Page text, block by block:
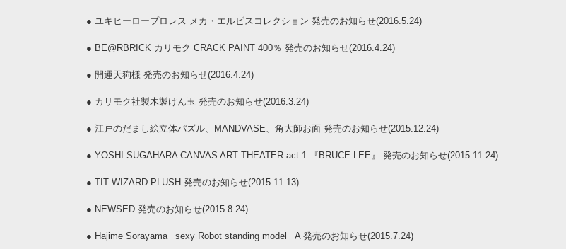
● ユキヒーロープロレス メカ・エルビスコレクション 発売のお知らせ(2016.5.24)
● BE@RBRICK カリモク CRACK PAINT 400％ 発売のお知らせ(2016.4.24)
● 開運天狗様 発売のお知らせ(2016.4.24)
● カリモク社製木製けん玉 発売のお知らせ(2016.3.24)
● 江戸のだまし絵立体パズル、MANDVASE、角大師お面 発売のお知らせ(2015.12.24)
● YOSHI SUGAHARA CANVAS ART THEATER act.1 『BRUCE LEE』 発売のお知らせ(2015.11.24)
● TIT WIZARD PLUSH 発売のお知らせ(2015.11.13)
● NEWSED 発売のお知らせ(2015.8.24)
● Hajime Sorayama _sexy Robot standing model _A 発売のお知らせ(2015.7.24)